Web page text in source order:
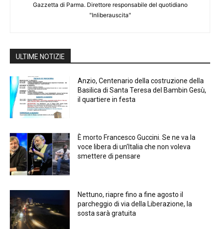
Gazzetta di Parma. Direttore responsabile del quotidiano
"Inliberauscita"
ULTIME NOTIZIE
Anzio, Centenario della costruzione della
Basilica di Santa Teresa del Bambin Gesù,
il quartiere in festa
È morto Francesco Guccini. Se ne va la
voce libera di un’Italia che non voleva
smettere di pensare
Nettuno, riapre fino a fine agosto il
parcheggio di via della Liberazione, la
sosta sarà gratuita